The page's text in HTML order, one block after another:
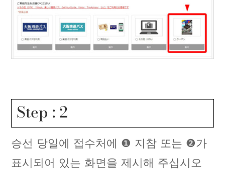
Step : 2
승선 당일에 접수처에 ❶ 지참 또는 ❷가
표시되어 있는 화면을 제시해 주십시오